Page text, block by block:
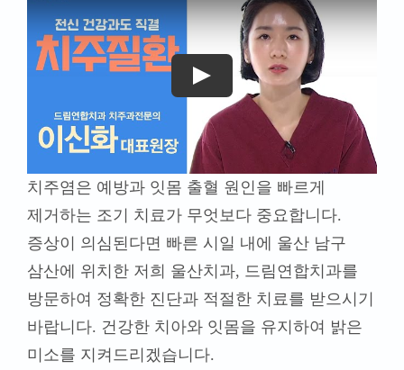
치주염은 예방과 잇몸 출혈 원인을 빠르게
제거하는 조기 치료가 무엇보다 중요합니다.
증상이 의심된다면 빠른 시일 내에 울산 남구
삼산에 위치한 저희 울산치과, 드림연합치과를
방문하여 정확한 진단과 적절한 치료를 받으시기
바랍니다. 건강한 치아와 잇몸을 유지하여 밝은
미소를 지켜드리겠습니다.